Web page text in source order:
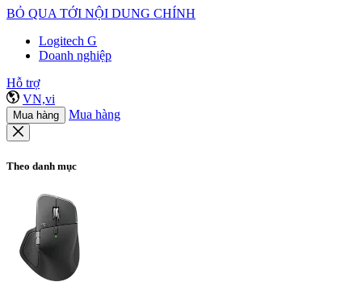
BỎ QUA TỚI NỘI DUNG CHÍNH
Logitech G
Doanh nghiệp
Hỗ trợ
VN,vi
Mua hàng Mua hàng
Theo danh mục